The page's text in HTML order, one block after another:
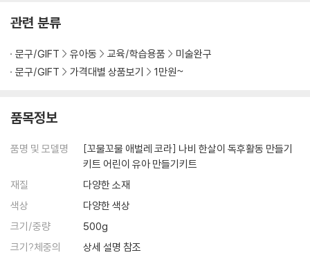
관련 분류
문구/GIFT 유아동 교육/학습용품
미술완구
문구/GIFT
가격대별 상품보기 1만원~
품목정보
품명 및 모델명
[꼬물꼬물 애벌레 코라] 나비 한살이 독후활동 만들기
키트 어린이 유아 만들기키트
재질
다양한 소재
색상
다양한 색상
크기/중량
500g
크기?체중의
상세 설명 참조